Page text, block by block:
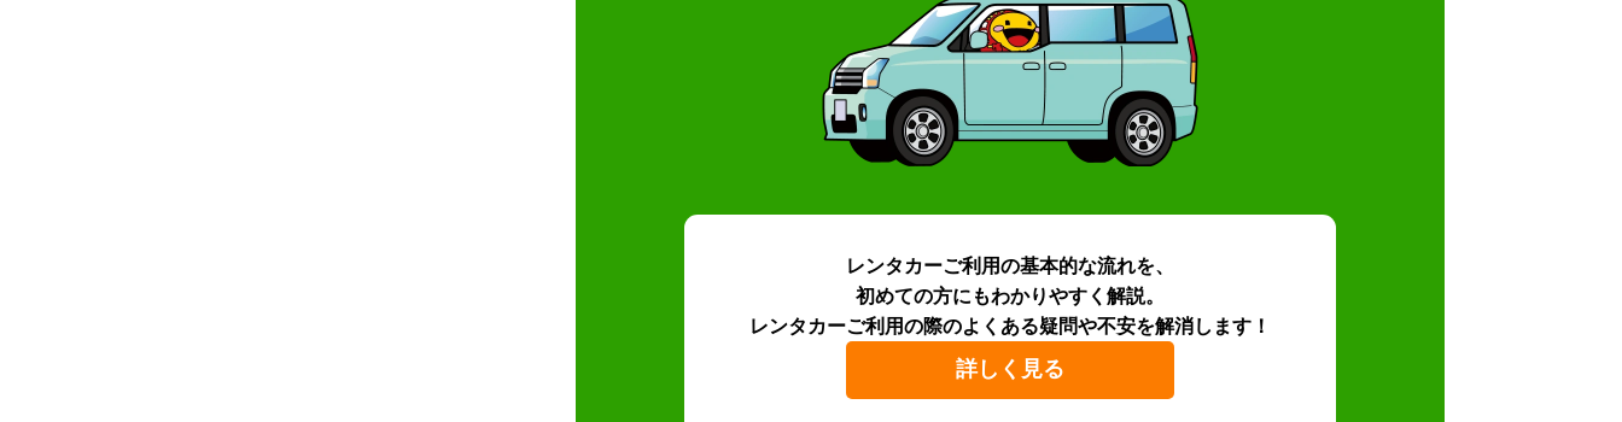
レンタカーご利用の基本的な流れを、
初めての方にもわかりやすく解説。
レンタカーご利用の際のよくある疑問や不安を解消します！
詳しく見る